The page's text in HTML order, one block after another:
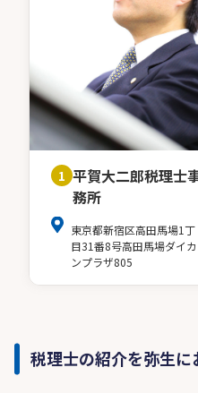
1 平賀大二郎税理士
務所
東京都新宿区高田馬場1丁
目31番8号高田馬場ダイカ
ンプラザ805
税理士の紹介を弥生